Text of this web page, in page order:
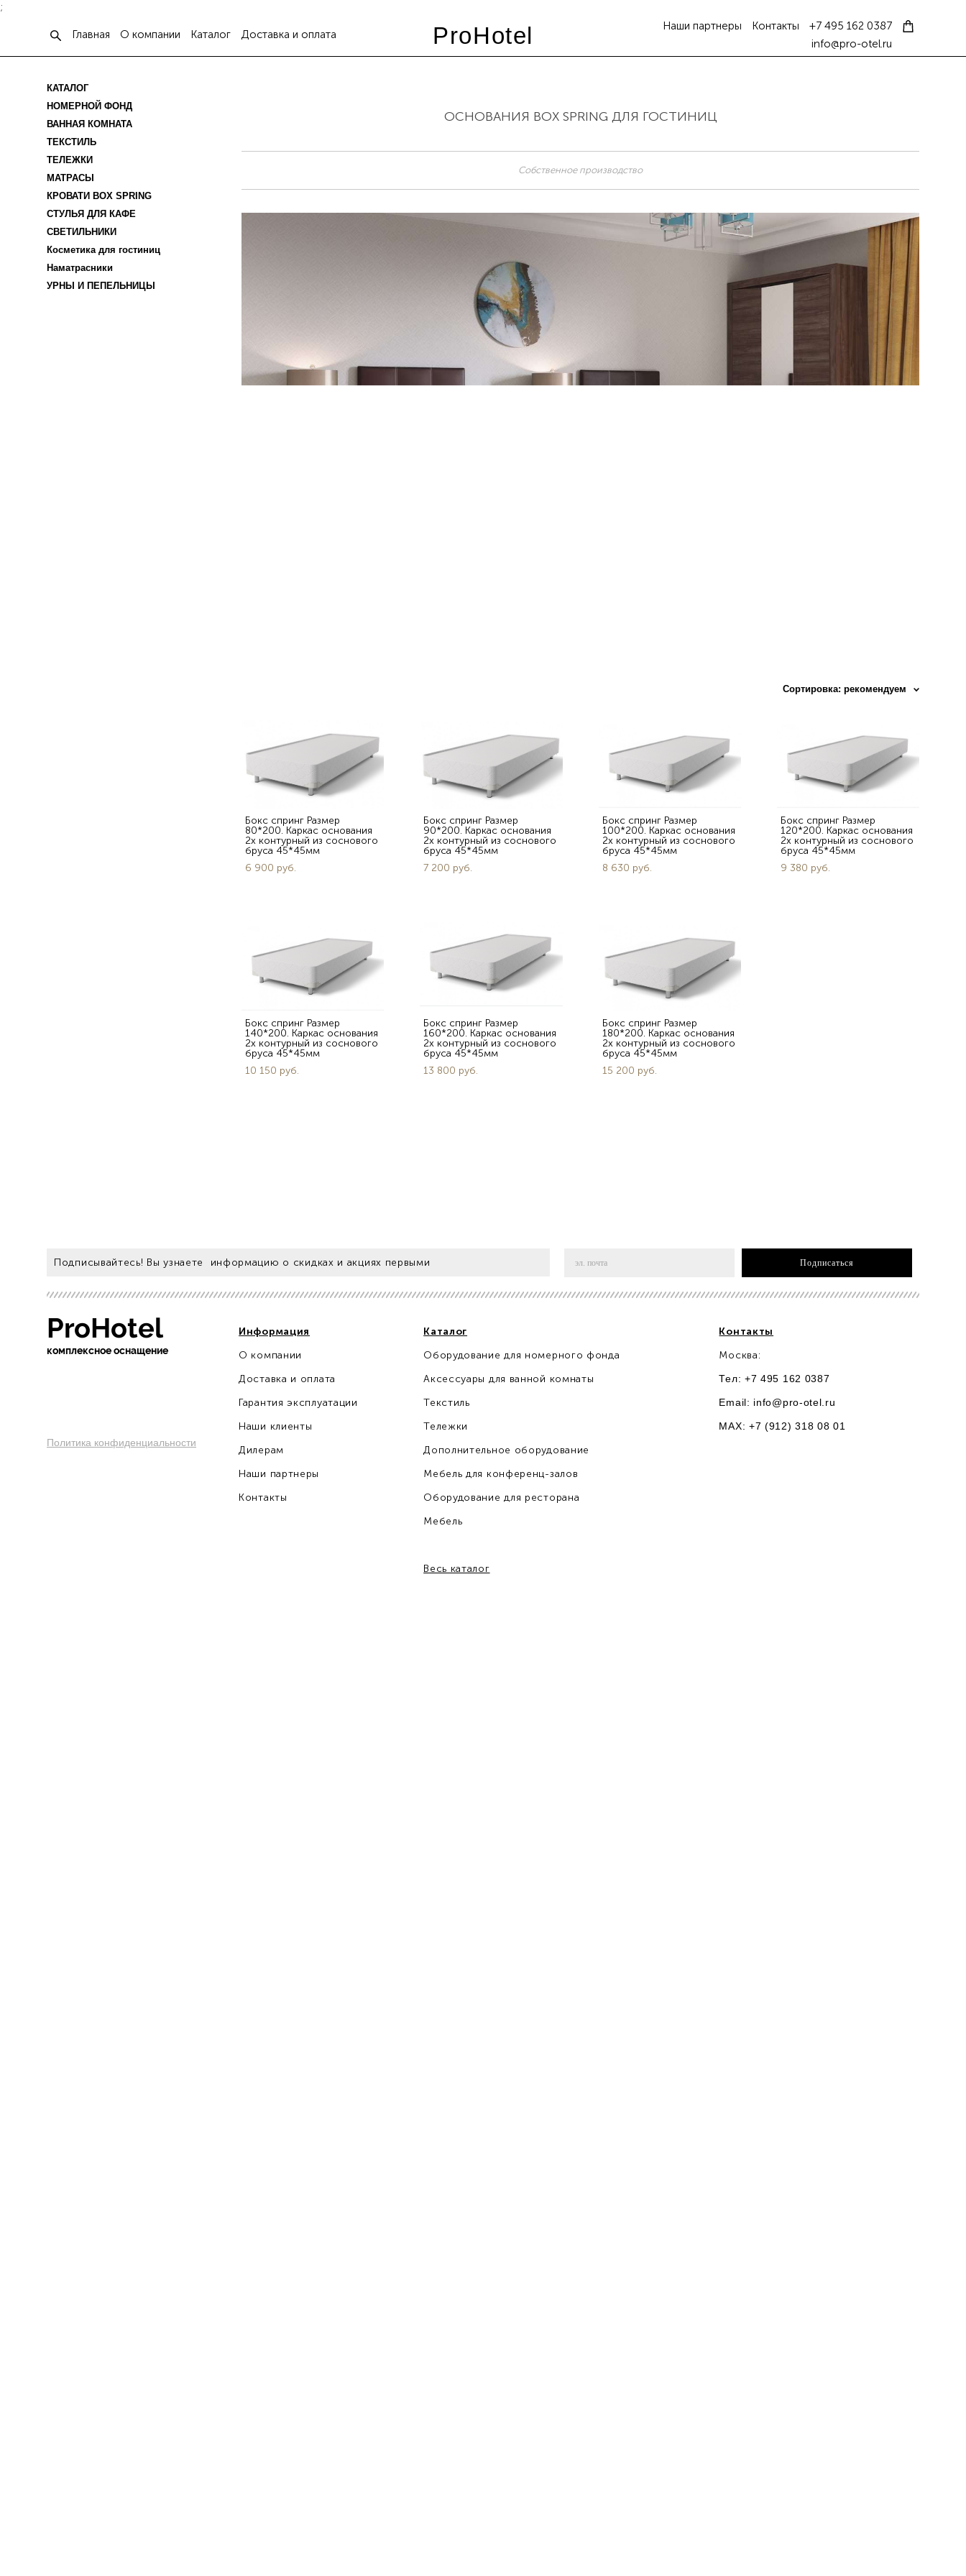
;
Главная О компании Каталог Доставка и оплата ProHotel Наши партнеры Контакты
+7 495 162 0387
info@pro-otel.ru
КАТАЛОГ
НОМЕРНОЙ ФОНД
ВАННАЯ КОМНАТА
ТЕКСТИЛЬ
ТЕЛЕЖКИ
МАТРАСЫ
КРОВАТИ BOX SPRING
СТУЛЬЯ ДЛЯ КАФЕ
СВЕТИЛЬНИКИ
Косметика для гостиниц
Наматрасники
УРНЫ И ПЕПЕЛЬНИЦЫ
ОСНОВАНИЯ BOX SPRING ДЛЯ ГОСТИНИЦ
Собственное производство
Сортировка: рекомендуем
Бокс спринг Размер
80*200. Каркас основания
2х контурный из соснового
бруса 45*45мм
6 900 pуб.
Бокс спринг Размер
90*200. Каркас основания
2х контурный из соснового
бруса 45*45мм
7 200 pуб.
Бокс спринг Размер
100*200. Каркас основания
2х контурный из соснового
бруса 45*45мм
8 630 pуб.
Бокс спринг Размер
120*200. Каркас основания
2х контурный из соснового
бруса 45*45мм
9 380 pуб.
Бокс спринг Размер
140*200. Каркас основания
2х контурный из соснового
бруса 45*45мм
10 150 pуб.
Бокс спринг Размер
160*200. Каркас основания
2х контурный из соснового
бруса 45*45мм
13 800 pуб.
Бокс спринг Размер
180*200. Каркас основания
2х контурный из соснового
бруса 45*45мм
15 200 pуб.
Подписывайтесь! Вы узнаете информацию о скидках и акциях первыми Подписаться
ProHotel
комплексное оснащение
Политика конфиденциальности
Информация
О компании
Доставка и оплата
Гарантия эксплуатации
Наши клиенты
Дилерам
Наши партнеры
Контакты
Каталог
Оборудование для номерного фонда
Аксессуары для ванной комнаты
Текстиль
Тележки
Дополнительное оборудование
Мебель для конференц-залов
Оборудование для ресторана
Мебель
Весь каталог
Контакты
Москва:
Тел: +7 495 162 0387
Email: info@pro-otel.ru
MAX: +7 (912) 318 08 01